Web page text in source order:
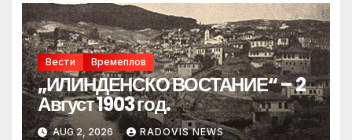
Вести Времеплов
„ИЛИНДЕНСКО ВОСТАНИЕ“ – 2
Август 1903 год.
AUG 2, 2026 RADOVIS NEWS